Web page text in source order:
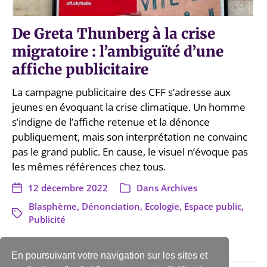
En poursuivant votre navigation sur les sites et
De Greta Thunberg à la crise
migratoire : l’ambiguïté d’une
affiche publicitaire
La campagne publicitaire des CFF s’adresse aux
jeunes en évoquant la crise climatique. Un homme
s’indigne de l’affiche retenue et la dénonce
publiquement, mais son interprétation ne convainc
pas le grand public. En cause, le visuel n’évoque pas
les mêmes références chez tous.
12 décembre 2022 Dans Archives
Blasphème, Dénonciation, Ecologie, Espace public,
Publicité